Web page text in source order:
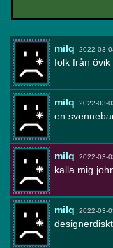
milq 2022-03-
folk från övik
milq 2022-03-
en
milq 2022-03-
kalla mig
milq 2022-03-